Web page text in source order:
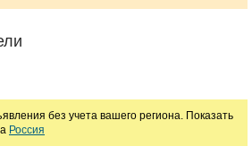
без учета вашего региона. Показать
Россия